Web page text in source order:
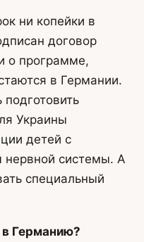
ни копейки в
договор
о программе,
в Германии.
Украины
детей с
нервной системы. А
специальный
в Германию?